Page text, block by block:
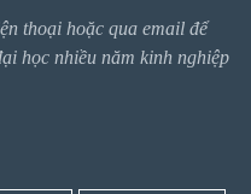
thoại hoặc qua email để
học nhiều năm kinh nghiệp